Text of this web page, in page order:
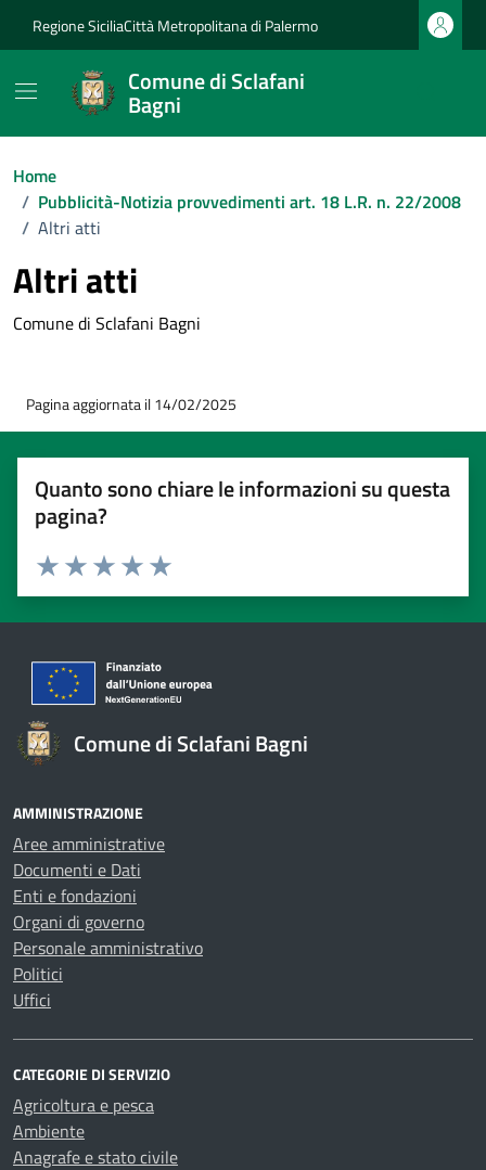
Regione SiciliaCittà Metropolitana di Palermo
Comune di Sclafani
Bagni
Home
/ Pubblicità-Notizia provvedimenti art. 18 L.R. n. 22/2008
/ Altri atti
Altri atti
Comune di Sclafani Bagni
Pagina aggiornata il 14/02/2025
Quanto sono chiare le informazioni su questa
pagina?
Valuta 5 stelle su 5
Valuta 4 stelle su 5
Valuta 3 stelle su 5
Valuta 2 stelle su 5
Valuta 1 stelle su 5
Comune di Sclafani Bagni
AMMINISTRAZIONE
Aree amministrative
Documenti e Dati
Enti e fondazioni
Organi di governo
Personale amministrativo
Politici
Uffici
CATEGORIE DI SERVIZIO
Agricoltura e pesca
Ambiente
Anagrafe e stato civile